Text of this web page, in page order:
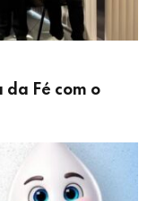
da Fé com o